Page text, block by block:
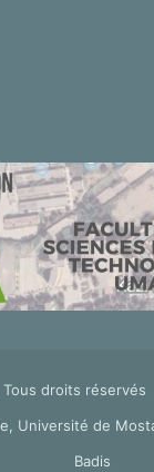
droits réservés
Université de
Badis